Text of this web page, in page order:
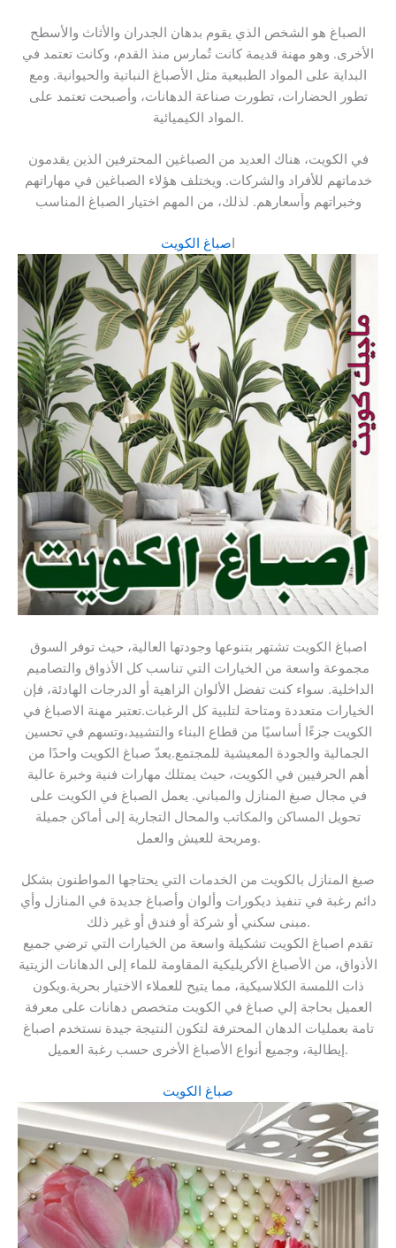
الصباغ هو الشخص الذي يقوم بدهان الجدران والأثاث والأسطح
الأخرى. وهو مهنة قديمة كانت تُمارس منذ القدم، وكانت تعتمد في
البداية على المواد الطبيعية مثل الأصباغ النباتية والحيوانية. ومع
تطور الحضارات، تطورت صناعة الدهانات، وأصبحت تعتمد على
المواد الكيميائية.
في الكويت، هناك العديد من الصباغين المحترفين الذين يقدمون
خدماتهم للأفراد والشركات. ويختلف هؤلاء الصباغين في مهاراتهم
وخبراتهم وأسعارهم. لذلك، من المهم اختيار الصباغ المناسب
اصباغ الكويت
اصباغ الكويت تشتهر بتنوعها وجودتها العالية، حيث توفر السوق
مجموعة واسعة من الخيارات التي تناسب كل الأذواق والتصاميم
الداخلية. سواء كنت تفضل الألوان الزاهية أو الدرجات الهادئة، فإن
الخيارات متعددة ومتاحة لتلبية كل الرغبات.تعتبر مهنة الاصباغ في
الكويت جزءًا أساسيًا من قطاع البناء والتشييد،وتسهم في تحسين
الجمالية والجودة المعيشية للمجتمع.يعدّ صباغ الكويت واحدًا من
أهم الحرفيين في الكويت، حيث يمتلك مهارات فنية وخبرة عالية
في مجال صبغ المنازل والمباني. يعمل الصباغ في الكويت على
تحويل المساكن والمكاتب والمحال التجارية إلى أماكن جميلة
ومريحة للعيش والعمل.
صبغ المنازل بالكويت من الخدمات التي يحتاجها المواطنون بشكل
دائم رغبة في تنفيذ ديكورات وألوان وأصباغ جديدة في المنازل وأي
مبنى سكني أو شركة أو فندق أو غير ذلك.
تقدم اصباغ الكويت تشكيلة واسعة من الخيارات التي ترضي جميع
الأذواق، من الأصباغ الأكريليكية المقاومة للماء إلى الدهانات الزيتية
ذات اللمسة الكلاسيكية، مما يتيح للعملاء الاختيار بحرية.ويكون
العميل بحاجة إلي صباغ في الكويت متخصص دهانات على معرفة
تامة بعمليات الدهان المحترفة لتكون النتيجة جيدة نستخدم اصباغ
إيطالية، وجميع أنواع الأصباغ الأخرى حسب رغبة العميل.
صباغ الكويت